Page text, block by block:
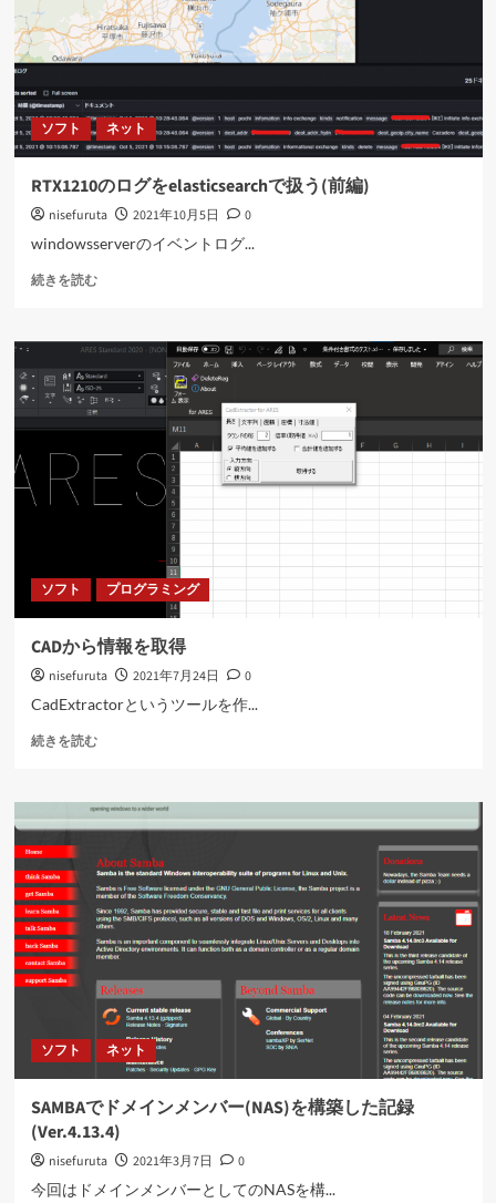
(後
編)
に
つ
て
さ
ら
読
む
ソフト ネット
RTX1210のログをelasticsearchで扱う(前編)
nisefuruta 2021年10月5日
0
windowsserverのイベントログ...
続きを読むRTX1210
グ
elasticsearch
で
に
さ
に
読
む
ソフト プログラミング
CADから情報を取得
nisefuruta 2021年7月24日
0
CadExtractorというツールを作...
続きを読むCAD
情
報
取
得
に
つ
い
さ
ら
読
ソフト ネット
SAMBAでドメインメンバー(NAS)を構築した記録
(Ver.4.13.4)
nisefuruta 2021年3月7日
0
今回はドメインメンバーとしてのNASを構...